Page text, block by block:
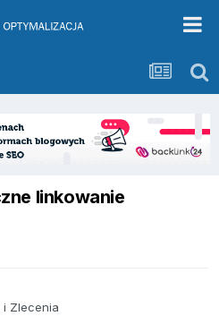
linkowanie
i Zlecenia